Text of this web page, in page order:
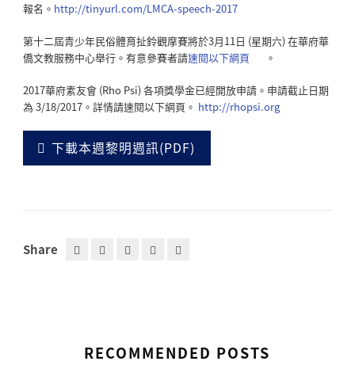
報名。 http://tinyurl.com/LMCA-speech-2017
第十二屆青少年民俗體育扯鈴觀摩賽將於3月11日 (星期六) 在華府華
僑文教服務中心舉行。有意參賽者請速閱以下網頁 。
2017華府素友會 (Rho Psi) 各項獎學金已經開放申請。申請截止日期
為 3/18/2017。詳情請速閱以下網頁。 http://rhopsi.org
下載本週黎明週訊(PDF)
Share
RECOMMENDED POSTS